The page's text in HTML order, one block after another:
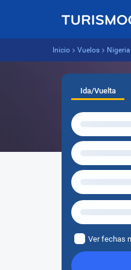
Inicio Vuelos Nigeria
Ida/Vuelta
Ver fechas